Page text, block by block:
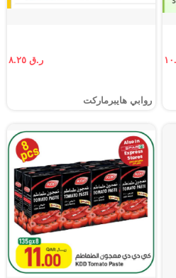
ر.ق ٨.٢٥
روابي هايبرماركت